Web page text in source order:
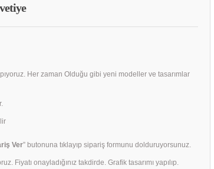
Her zaman Olduğu gibi yeni modeller ve tasarımlar
Ver” butonuna tıklayıp sipariş formunu dolduruyorsunuz.
onayladığınız takdirde. Grafik tasarımı yapılıp.